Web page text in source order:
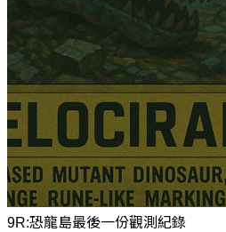
9R:恐龍島最後一份觀測紀錄